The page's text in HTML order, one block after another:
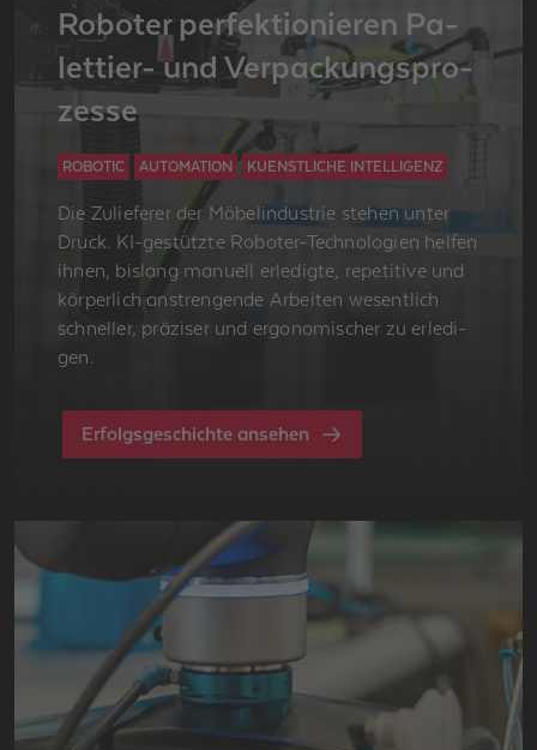
Ro­bo­ter per­fek­tio­nie­ren Pa­
let­tier- und Ver­pa­ckungs­pro­
zes­se
ROBOTIC AUTOMATION KUENSTLICHE INTELLIGENZ
Die Zu­lie­fe­rer der Mö­bel­in­dus­trie ste­hen unter
Druck. KI-ge­stütz­te Ro­bo­ter-Tech­no­lo­gi­en hel­fen
ihnen, bis­lang ma­nu­ell er­le­dig­te, re­pe­ti­ti­ve und
kör­per­lich an­stren­gen­de Ar­bei­ten we­sent­lich
schnel­ler, prä­zi­ser und er­go­no­mi­scher zu er­le­di­
gen.
Erfolgsgeschichte ansehen